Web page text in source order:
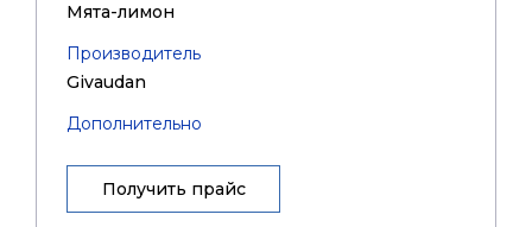
Мята-лимон
Производитель
Givaudan
Дополнительно
Получить прайс